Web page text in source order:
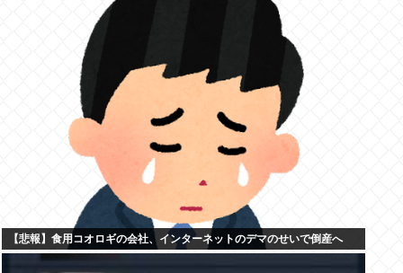
【悲報】食用コオロギの会社、インターネットのデマのせいで倒産へ